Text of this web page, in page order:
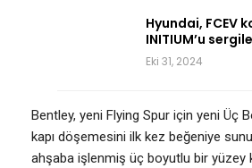
Hyundai, FCEV
INITIUM’u
Eki 31, 2024
Bentley, yeni Flying Spur için yeni Üç
kapı döşemesini ilk kez beğeniye
ahşaba işlenmiş üç boyutlu bir yüzey